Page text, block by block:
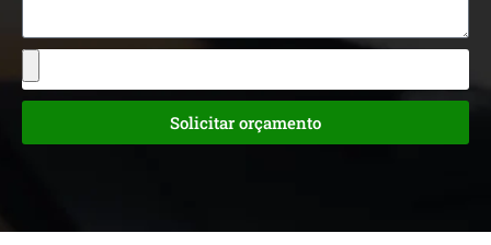
Solicitar orçamento